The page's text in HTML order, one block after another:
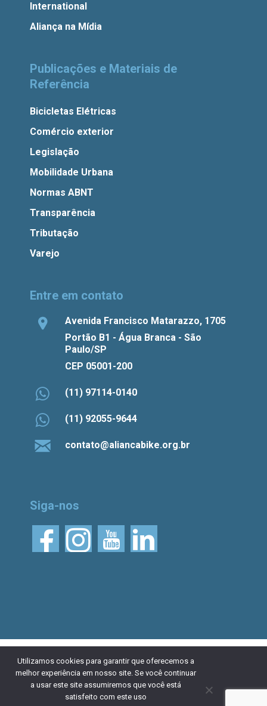
International
Aliança na Mídia
Publicações e Materiais de
Referência
Bicicletas Elétricas
Comércio exterior
Legislação
Mobilidade Urbana
Normas ABNT
Transparência
Tributação
Varejo
Entre em contato
Avenida Francisco Matarazzo, 1705
Portão B1 - Água Branca - São
Paulo/SP
CEP 05001-200
(11) 97114-0140
(11) 92055-9644
contato@aliancabike.org.br
Siga-nos
© 2026 Aliança Bike.
Esta obra está licenciada
com uma Licença Creative Commons Atribuição 4.0
Internacional. Desenvolvido porNaçãoDesign
Política de
Utilizamos cookies para garantir que oferecemos a
melhor experiência em nosso site. Se você continuar
a usar este site assumiremos que você está
satisfeito com este uso